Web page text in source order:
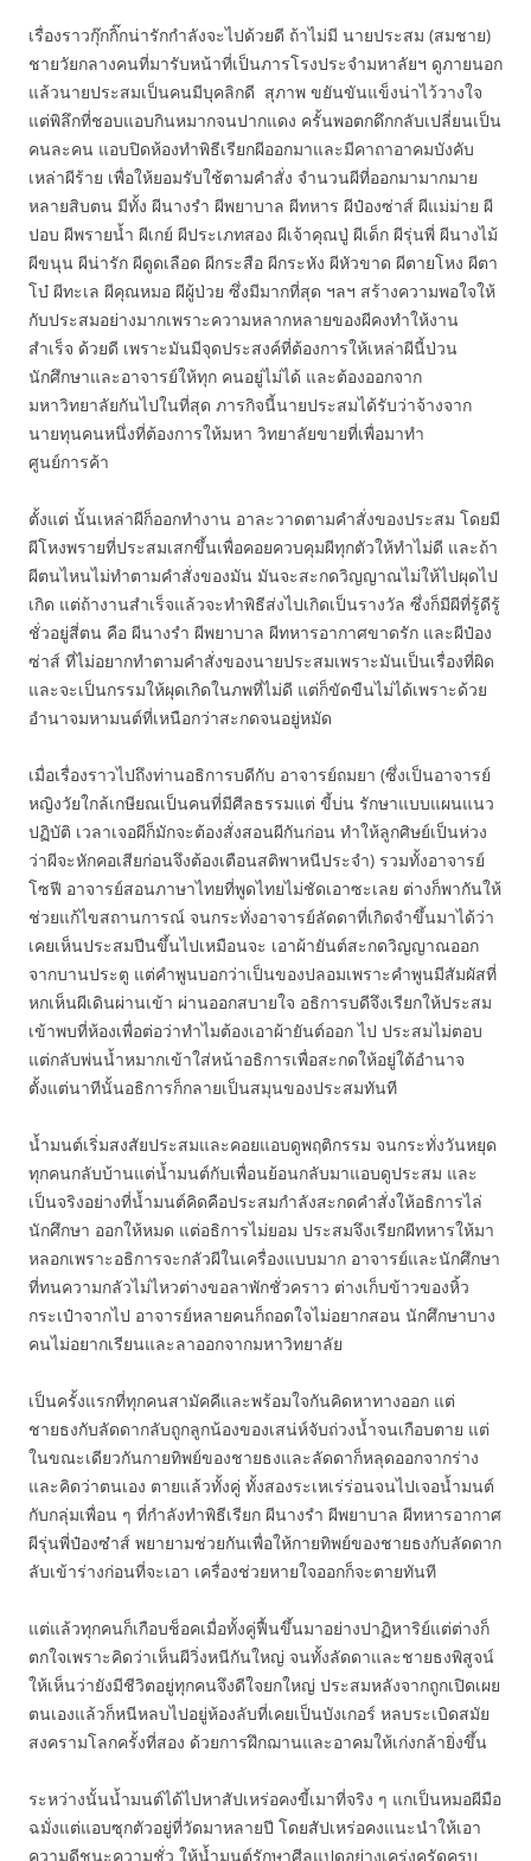
เรื่องราวกุ๊กกิ๊กน่ารักกำลังจะไปด้วยดี ถ้าไม่มี นายประสม (สมชาย)
ชายวัยกลางคนที่มารับหน้าที่เป็นภารโรงประจำมหาลัยฯ ดูภายนอก
แล้วนายประสมเป็นคนมีบุคลิกดี สุภาพ ขยันขันแข็งน่าไว้วางใจ
แต่พิลึกที่ชอบแอบกินหมากจนปากแดง ครั้นพอตกดึกกลับเปลี่ยนเป็น
คนละคน แอบปิดห้องทำพิธีเรียกผีออกมาและมีคาถาอาคมบังคับ
เหล่าผีร้าย เพื่อให้ยอมรับใช้ตามคำสั่ง จำนวนผีที่ออกมามากมาย
หลายสิบตน มีทั้ง ผีนางรำ ผีพยาบาล ผีทหาร ผีป๋องซ่าส์ ผีแม่ม่าย ผี
ปอบ ผีพรายน้ำ ผีเกย์ ผีประเภทสอง ผีเจ้าคุณปู่ ผีเด็ก ผีรุ่นพี่ ผีนางไม้
ผีขนุน ผีน่ารัก ผีดูดเลือด ผีกระสือ ผีกระหัง ผีหัวขาด ผีตายโหง ผีตา
โบ๋ ผีทะเล ผีคุณหมอ ผีผู้ป่วย ซึ่งมีมากที่สุด ฯลฯ สร้างความพอใจให้
กับประสมอย่างมากเพราะความหลากหลายของผีคงทำให้งาน
สำเร็จ ด้วยดี เพราะมันมีจุดประสงค์ที่ต้องการให้เหล่าผีนี้ป่วน
นักศึกษาและอาจารย์ให้ทุก คนอยู่ไม่ได้ และต้องออกจาก
มหาวิทยาลัยกันไปในที่สุด ภารกิจนี้นายประสมได้รับว่าจ้างจาก
นายทุนคนหนึ่งที่ต้องการให้มหา วิทยาลัยขายที่เพื่อมาทำ
ศูนย์การค้า
ตั้งแต่ นั้นเหล่าผีก็ออกทำงาน อาละวาดตามคำสั่งของประสม โดยมี
ผีโหงพรายที่ประสมเสกขึ้นเพื่อคอยควบคุมผีทุกตัวให้ทำไม่ดี และถ้า
ผีตนไหนไม่ทำตามคำสั่งของมัน มันจะสะกดวิญญาณไม่ให้ไปผุดไป
เกิด แต่ถ้างานสำเร็จแล้วจะทำพิธีส่งไปเกิดเป็นรางวัล ซึ่งก็มีผีที่รู้ดีรู้
ชั่วอยู่สี่ตน คือ ผีนางรำ ผีพยาบาล ผีทหารอากาศขาดรัก และผีป๋อง
ซ่าส์ ที่ไม่อยากทำตามคำสั่งของนายประสมเพราะมันเป็นเรื่องที่ผิด
และจะเป็นกรรมให้ผุดเกิดในภพที่ไม่ดี แต่ก็ขัดขืนไม่ได้เพราะด้วย
อำนาจมหามนต์ที่เหนือกว่าสะกดจนอยู่หมัด
เมื่อเรื่องราวไปถึงท่านอธิการบดีกับ อาจารย์ถมยา (ซึ่งเป็นอาจารย์
หญิงวัยใกล้เกษียณเป็นคนที่มีศีลธรรมแต่ ขี้บ่น รักษาแบบแผนแนว
ปฏิบัติ เวลาเจอผีก็มักจะต้องสั่งสอนผีกันก่อน ทำให้ลูกศิษย์เป็นห่วง
ว่าผีจะหักคอเสียก่อนจึงต้องเตือนสติพาหนีประจำ) รวมทั้งอาจารย์
โซฟี อาจารย์สอนภาษาไทยที่พูดไทยไม่ชัดเอาซะเลย ต่างก็พากันให้
ช่วยแก้ไขสถานการณ์ จนกระทั่งอาจารย์ลัดดาที่เกิดจำขึ้นมาได้ว่า
เคยเห็นประสมปีนขึ้นไปเหมือนจะ เอาผ้ายันต์สะกดวิญญาณออก
จากบานประตู แต่คำพูนบอกว่าเป็นของปลอมเพราะคำพูนมีสัมผัสที่
หกเห็นผีเดินผ่านเข้า ผ่านออกสบายใจ อธิการบดีจึงเรียกให้ประสม
เข้าพบที่ห้องเพื่อต่อว่าทำไมต้องเอาผ้ายันต์ออก ไป ประสมไม่ตอบ
แต่กลับพ่นน้ำหมากเข้าใส่หน้าอธิการเพื่อสะกดให้อยู่ใต้อำนาจ
ตั้งแต่นาทีนั้นอธิการก็กลายเป็นสมุนของประสมทันที
น้ำมนต์เริ่มสงสัยประสมและคอยแอบดูพฤติกรรม จนกระทั่งวันหยุด
ทุกคนกลับบ้านแต่น้ำมนต์กับเพื่อนย้อนกลับมาแอบดูประสม และ
เป็นจริงอย่างที่น้ำมนต์คิดคือประสมกำลังสะกดคำสั่งให้อธิการไล่
นักศึกษา ออกให้หมด แต่อธิการไม่ยอม ประสมจึงเรียกผีทหารให้มา
หลอกเพราะอธิการจะกลัวผีในเครื่องแบบมาก อาจารย์และนักศึกษา
ที่ทนความกลัวไม่ไหวต่างขอลาพักชั่วคราว ต่างเก็บข้าวของหิ้ว
กระเป๋าจากไป อาจารย์หลายคนก็ถอดใจไม่อยากสอน นักศึกษาบาง
คนไม่อยากเรียนและลาออกจากมหาวิทยาลัย
เป็นครั้งแรกที่ทุกคนสามัคคีและพร้อมใจกันคิดหาทางออก แต่
ชายธงกับลัดดากลับถูกลูกน้องของเสน่ห์จับถ่วงน้ำจนเกือบตาย แต่
ในขณะเดียวกันกายทิพย์ของชายธงและลัดดาก็หลุดออกจากร่าง
และคิดว่าตนเอง ตายแล้วทั้งคู่ ทั้งสองระเหเร่ร่อนจนไปเจอน้ำมนต์
กับกลุ่มเพื่อน ๆ ที่กำลังทำพิธีเรียก ผีนางรำ ผีพยาบาล ผีทหารอากาศ
ผีรุ่นพี่ป๋องซ๋าส์ พยายามช่วยกันเพื่อให้กายทิพย์ของชายธงกับลัดดาก
ลับเข้าร่างก่อนที่จะเอา เครื่องช่วยหายใจออกก็จะตายทันที
แต่แล้วทุกคนก็เกือบช็อคเมื่อทั้งคู่ฟื้นขึ้นมาอย่างปาฏิหาริย์แต่ต่างก็
ตกใจเพราะคิดว่าเห็นผีวิ่งหนีกันใหญ่ จนทั้งลัดดาและชายธงพิสูจน์
ให้เห็นว่ายังมีชีวิตอยู่ทุกคนจึงดีใจยกใหญ่ ประสมหลังจากถูกเปิดเผย
ตนเองแล้วก็หนีหลบไปอยู่ห้องลับที่เคยเป็นบังเกอร์ หลบระเบิดสมัย
สงครามโลกครั้งที่สอง ด้วยการฝึกฌานและอาคมให้เก่งกล้ายิ่งขึ้น
ระหว่างนั้นน้ำมนต์ได้ไปหาสัปเหร่อคงขี้เมาที่จริง ๆ แกเป็นหมอผีมือ
ฉมั่งแต่แอบซุกตัวอยู่ที่วัดมาหลายปี โดยสัปเหร่อคงแนะนำให้เอา
ความดีชนะความชั่ว ให้น้ำมนต์รักษาศีลแปดอย่างเคร่งครัดครบ